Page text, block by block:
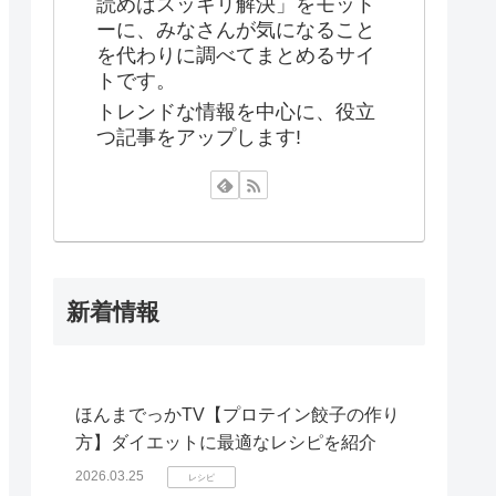
ーに、みなさんが気になること
を代わりに調べてまとめるサイ
トです。
トレンドな情報を中心に、役立
つ記事をアップします!
新着情報
ほんまでっかTV【プロテイン餃子の作り
方】ダイエットに最適なレシピを紹介
2026.03.25 レシピ